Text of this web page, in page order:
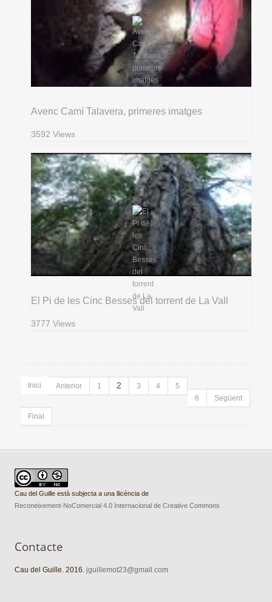
Avenc Camí Talavera, primeres imatges
3592 Views
El Pi de les Cinc Besses del torrent de La Vall
3777 Views
Inici Anterior 1 2 3 4
5
6
Següent
Final
Cau del Guille està subjecta a una llicència de
Reconeixement-NoComercial 4.0 Internacional de Creative Commons
Contacte
Cau del Guille. 2016.jguillemot23@gmail.com